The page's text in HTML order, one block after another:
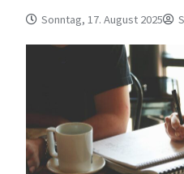
Sonntag, 17. August 2025